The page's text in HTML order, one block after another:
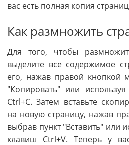
вас есть полная копия
Как размножить
Для того, чтобы
выделите все содержимое
его, нажав правой кнопкой
"Копировать" или
Ctrl+C. Затем вставьте
на новую страницу, нажав
выбрав пункт "Вставить" или
клавиш Ctrl+V. Теперь у